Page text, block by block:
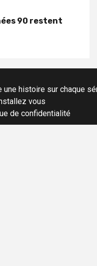
90 restent
une histoire sur chaque
vous
de confidentialité